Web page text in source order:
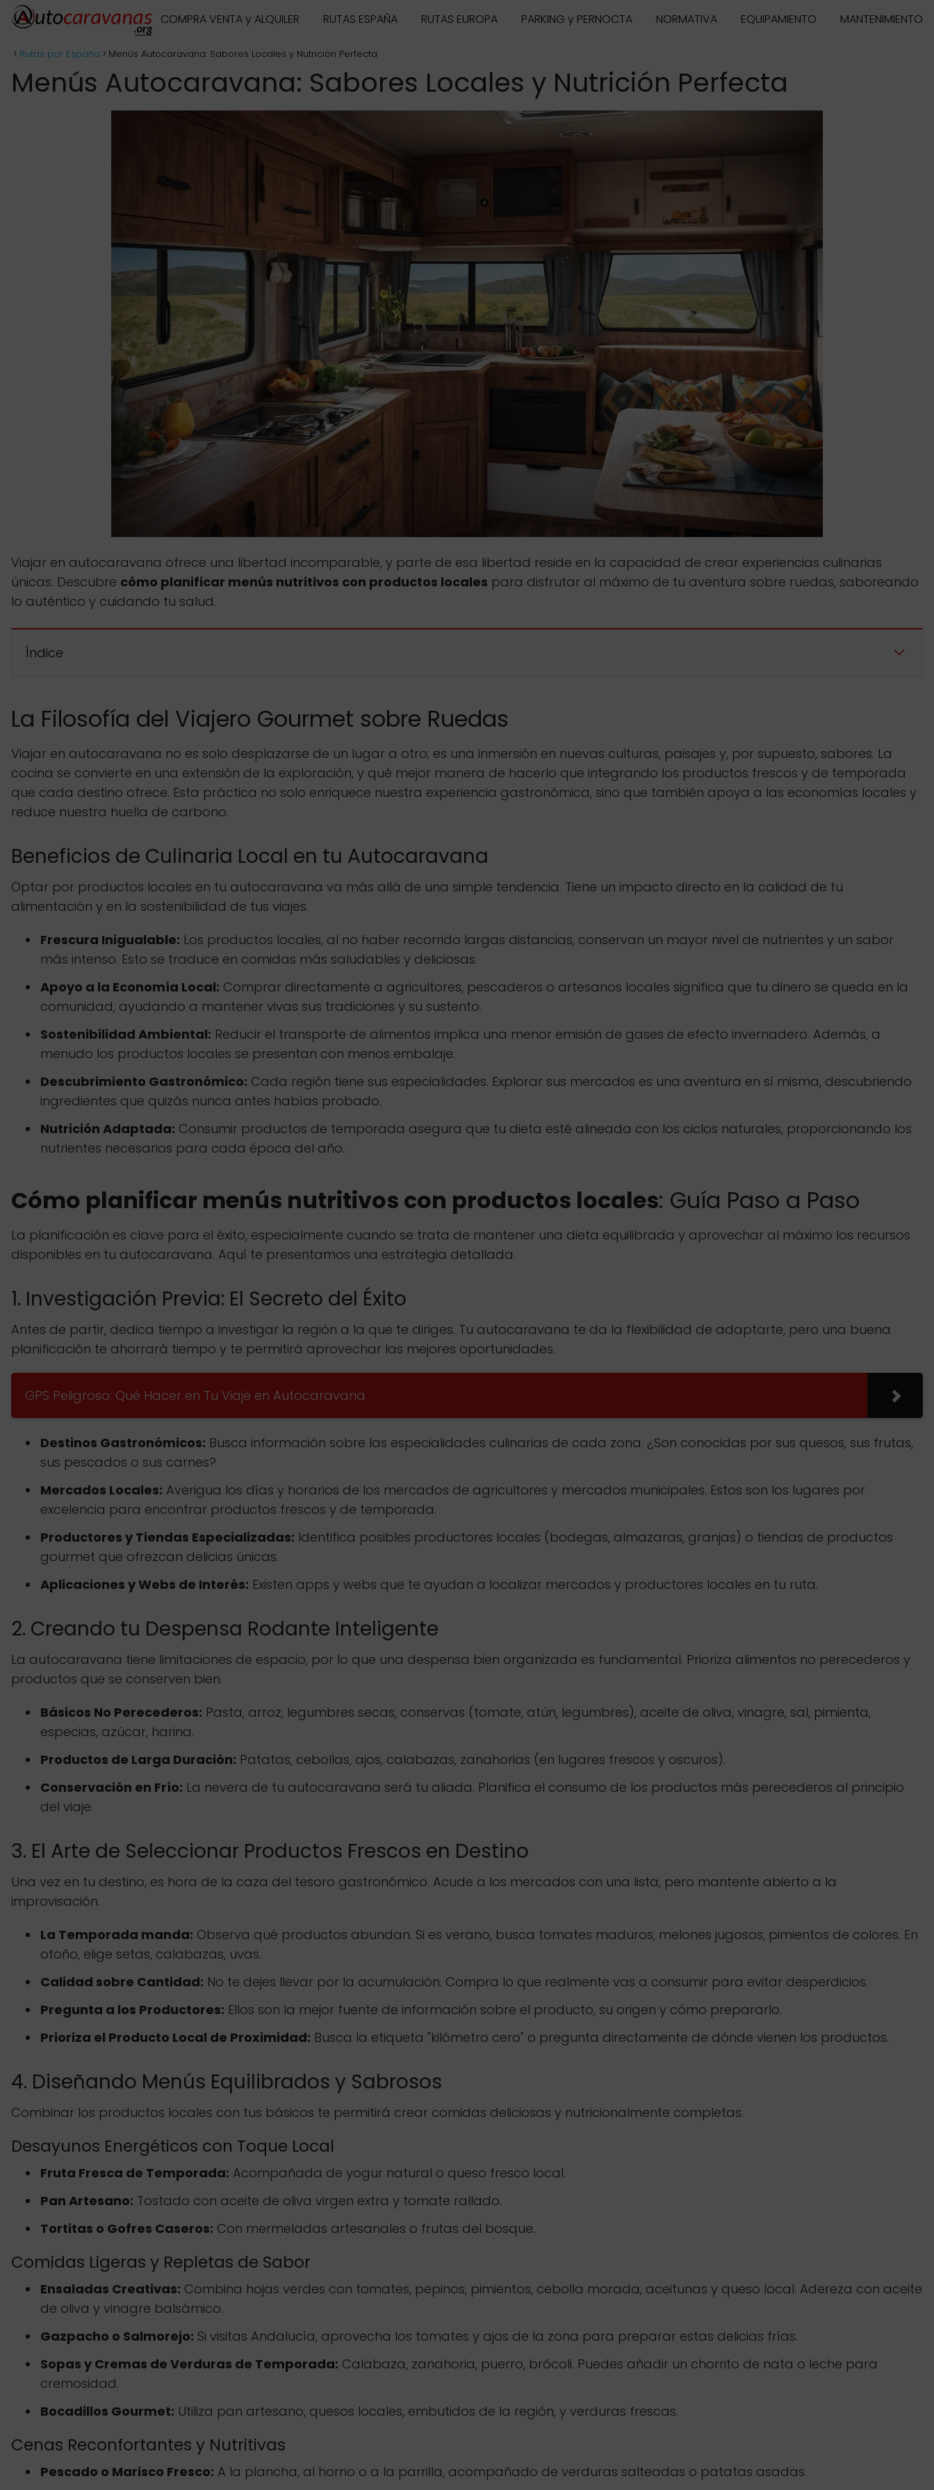
COMPRA VENTA y ALQUILER RUTAS ESPAÑA RUTAS EUROPA PARKING y PERNOCTA NORMATIVA EQUIPAMIENTO MANTENIMIENTO
Rutas por España Menús Autocaravana: Sabores Locales y Nutrición Perfecta
Menús Autocaravana: Sabores Locales y Nutrición Perfecta
Viajar en autocaravana ofrece una libertad incomparable, y parte de esa libertad reside en la capacidad de crear experiencias culinarias
únicas. Descubre cómo planificar menús nutritivos con productos locales para disfrutar al máximo de tu aventura sobre ruedas, saboreando
lo auténtico y cuidando tu salud.
Índice
La Filosofía del Viajero Gourmet sobre Ruedas
Viajar en autocaravana no es solo desplazarse de un lugar a otro; es una inmersión en nuevas culturas, paisajes y, por supuesto, sabores. La
cocina se convierte en una extensión de la exploración, y qué mejor manera de hacerlo que integrando los productos frescos y de temporada
que cada destino ofrece. Esta práctica no solo enriquece nuestra experiencia gastronómica, sino que también apoya a las economías locales y
reduce nuestra huella de carbono.
Beneficios de Culinaria Local en tu Autocaravana
Optar por productos locales en tu autocaravana va más allá de una simple tendencia. Tiene un impacto directo en la calidad de tu
alimentación y en la sostenibilidad de tus viajes.
Frescura Inigualable: Los productos locales, al no haber recorrido largas distancias, conservan un mayor nivel de nutrientes y un sabor
más intenso. Esto se traduce en comidas más saludables y deliciosas.
Apoyo a la Economía Local: Comprar directamente a agricultores, pescaderos o artesanos locales significa que tu dinero se queda en la
comunidad, ayudando a mantener vivas sus tradiciones y su sustento.
Sostenibilidad Ambiental: Reducir el transporte de alimentos implica una menor emisión de gases de efecto invernadero. Además, a
menudo los productos locales se presentan con menos embalaje.
Descubrimiento Gastronómico: Cada región tiene sus especialidades. Explorar sus mercados es una aventura en sí misma, descubriendo
ingredientes que quizás nunca antes habías probado.
Nutrición Adaptada: Consumir productos de temporada asegura que tu dieta esté alineada con los ciclos naturales, proporcionando los
nutrientes necesarios para cada época del año.
Cómo planificar menús nutritivos con productos locales: Guía Paso a Paso
La planificación es clave para el éxito, especialmente cuando se trata de mantener una dieta equilibrada y aprovechar al máximo los recursos
disponibles en tu autocaravana. Aquí te presentamos una estrategia detallada.
1. Investigación Previa: El Secreto del Éxito
Antes de partir, dedica tiempo a investigar la región a la que te diriges. Tu autocaravana te da la flexibilidad de adaptarte, pero una buena
planificación te ahorrará tiempo y te permitirá aprovechar las mejores oportunidades.
GPS Peligroso: Qué Hacer en Tu Viaje en Autocaravana
Destinos Gastronómicos: Busca información sobre las especialidades culinarias de cada zona. ¿Son conocidas por sus quesos, sus frutas,
sus pescados o sus carnes?
Mercados Locales: Averigua los días y horarios de los mercados de agricultores y mercados municipales. Estos son los lugares por
excelencia para encontrar productos frescos y de temporada.
Productores y Tiendas Especializadas: Identifica posibles productores locales (bodegas, almazaras, granjas) o tiendas de productos
gourmet que ofrezcan delicias únicas.
Aplicaciones y Webs de Interés: Existen apps y webs que te ayudan a localizar mercados y productores locales en tu ruta.
2. Creando tu Despensa Rodante Inteligente
La autocaravana tiene limitaciones de espacio, por lo que una despensa bien organizada es fundamental. Prioriza alimentos no perecederos y
productos que se conserven bien.
Básicos No Perecederos: Pasta, arroz, legumbres secas, conservas (tomate, atún, legumbres), aceite de oliva, vinagre, sal, pimienta,
especias, azúcar, harina.
Productos de Larga Duración: Patatas, cebollas, ajos, calabazas, zanahorias (en lugares frescos y oscuros).
Conservación en Frío: La nevera de tu autocaravana será tu aliada. Planifica el consumo de los productos más perecederos al principio
del viaje.
3. El Arte de Seleccionar Productos Frescos en Destino
Una vez en tu destino, es hora de la caza del tesoro gastronómico. Acude a los mercados con una lista, pero mantente abierto a la
improvisación.
La Temporada manda: Observa qué productos abundan. Si es verano, busca tomates maduros, melones jugosos, pimientos de colores. En
otoño, elige setas, calabazas, uvas.
Calidad sobre Cantidad: No te dejes llevar por la acumulación. Compra lo que realmente vas a consumir para evitar desperdicios.
Pregunta a los Productores: Ellos son la mejor fuente de información sobre el producto, su origen y cómo prepararlo.
Prioriza el Producto Local de Proximidad: Busca la etiqueta "kilómetro cero" o pregunta directamente de dónde vienen los productos.
4. Diseñando Menús Equilibrados y Sabrosos
Combinar los productos locales con tus básicos te permitirá crear comidas deliciosas y nutricionalmente completas.
Desayunos Energéticos con Toque Local
Fruta Fresca de Temporada: Acompañada de yogur natural o queso fresco local.
Pan Artesano: Tostado con aceite de oliva virgen extra y tomate rallado.
Tortitas o Gofres Caseros: Con mermeladas artesanales o frutas del bosque.
Comidas Ligeras y Repletas de Sabor
Ensaladas Creativas: Combina hojas verdes con tomates, pepinos, pimientos, cebolla morada, aceitunas y queso local. Adereza con aceite
de oliva y vinagre balsámico.
Gazpacho o Salmorejo: Si visitas Andalucía, aprovecha los tomates y ajos de la zona para preparar estas delicias frías.
Sopas y Cremas de Verduras de Temporada: Calabaza, zanahoria, puerro, brócoli. Puedes añadir un chorrito de nata o leche para
cremosidad.
Bocadillos Gourmet: Utiliza pan artesano, quesos locales, embutidos de la región, y verduras frescas.
Cenas Reconfortantes y Nutritivas
Pescado o Marisco Fresco: A la plancha, al horno o a la parrilla, acompañado de verduras salteadas o patatas asadas.